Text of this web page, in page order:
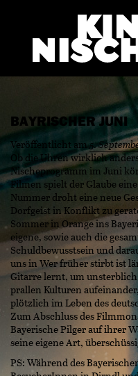
BAYRISCHER JUNI
Veröffentlicht am5.
Ob die Uhren wirklich
Nischeprogramm im Juni
Filmen spielt der Glaube
Nummer droht eine neue
Dorfgeist in Konflikt zu
Sommer in Orange ins
eigene, sowie auch die
Schuldbewusstsein und
uns in Wer früher stirbt ist
Gitarre lernt, um
prallen Kulturen
plötzlich im Leben des
Zum Abschluss des
Bayerische Pilger auf ihrer
seine eigene Art,
PS: Während des